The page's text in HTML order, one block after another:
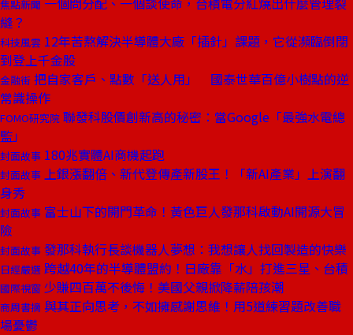
焦點新聞
縫？
科技風雲 12年苦熬解決半導體大廠「插針」課題，它從瀕臨倒閉
到登上千金股
金融街 把自家客戶、點數「送人用」 國泰世華百億小樹點的逆
常識操作
FOMO研究院 聯發科股價創新高的秘密：當Google「最強水電總
監」
封面故事 180兆實體AI商機起跑
封面故事 上銀漲翻倍、新代登傳產新股王！「新AI產業」上演翻
身秀
封面故事 富士山下的開門革命！黃色巨人發那科啟動AI開源大冒
險
封面故事 發那科執行長談機器人夢想：我想讓人找回製造的快樂
日經嚴選 跨越40年的半導體盟約！日廠靠「水」打進三星、台積
國際視窗 少賺四百萬不後悔！美國父親掀降薪陪孩潮
商周書摘 與其正向思考，不如擁感謝思維！用5道練習題改善職
場憂鬱